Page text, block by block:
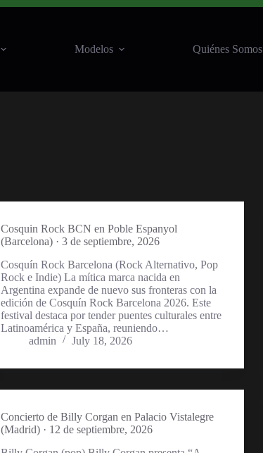
Modelos Quiénes Somos
Cosquin Rock BCN en Poble Espanyol
(Barcelona) · 3 de septiembre, 2026
Cosquín Rock Barcelona (Rock Alternativo, Pop
Rock e Indie) La mítica marca nacida en
Argentina expande de nuevo sus fronteras con la
edición de Cosquín Rock Barcelona 2026. Este
festival destaca por tender puentes culturales entre
Latinoamérica y España, reuniendo…
admin
July 18, 2026
Concierto de Billy Corgan en Palacio Vistalegre
(Madrid) · 12 de septiembre, 2026